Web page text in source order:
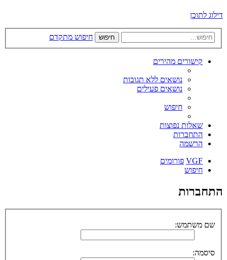
דילוג לתוכן
חיפוש חיפוש מתקדם
קישורים מהירים
נושאים ללא תגובות
נושאים פעילים
חיפוש
שאלות נפוצות
התחברות
הרשמה
VGF פורומים
חיפוש
התחברות
שם משתמש:
סיסמה: